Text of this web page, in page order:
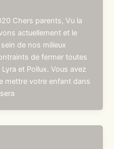
Chers parents, Vu la
actuellement et le
de nos milieux
de fermer toutes
et Pollux. Vous avez
mettre votre enfant dans